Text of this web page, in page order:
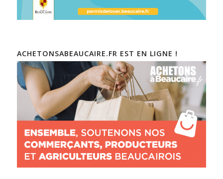
ACHETONSABEAUCAIRE.FR EST EN LIGNE !